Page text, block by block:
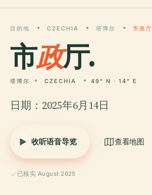
目的地 CZECHIA 塔博尔 市政厅
市政厅.
塔博尔 CZECHIA 49° N · 14° E
日期：2025年6月14日
收听语音导览 查看地图
已核实 August 2025